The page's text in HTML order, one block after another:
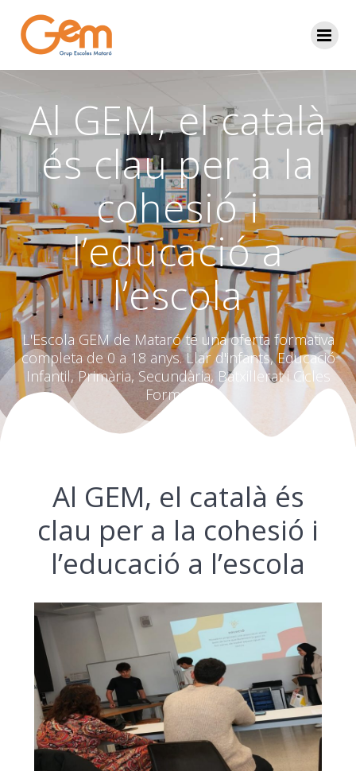
Al GEM, el català
és clau per a la
cohesió i
l’educació a
l’escola
L'Escola GEM de Mataró té una oferta formativa
completa de 0 a 18 anys. Llar d'infants, Educació
Infantil, Primària, Secundària, Batxillerat i Cicles
Formatius
Al GEM, el català és
clau per a la cohesió i
l’educació a l’escola